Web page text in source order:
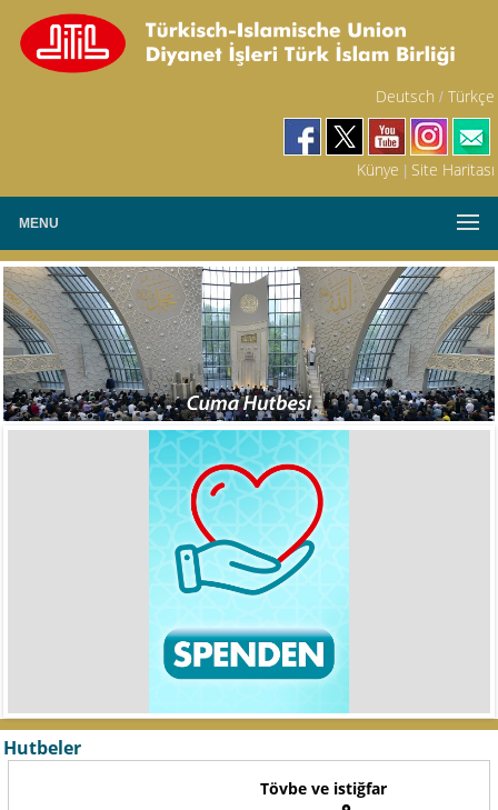
Deutsch / Türkçe
Künye Site Haritası
MENU
Hutbeler
Tövbe ve istiğfar